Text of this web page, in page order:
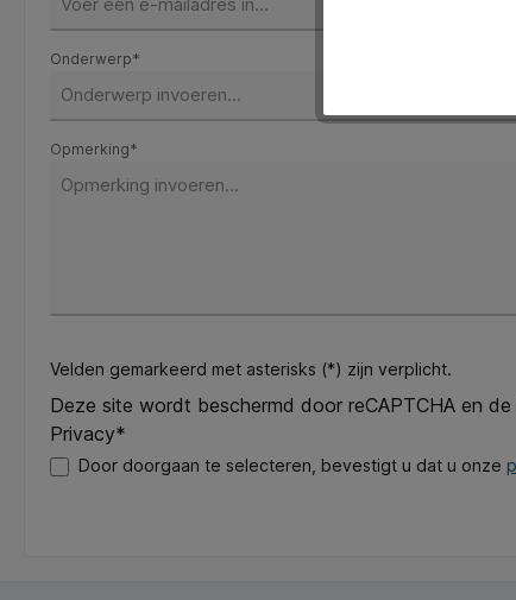
Onderwerp*
Opmerking*
Velden gemarkeerd met asterisks (*) zijn verplicht.
Deze site wordt beschermd door reCAPTCHA en de
Privacy*
Door doorgaan te selecteren, bevestigt u dat u onze